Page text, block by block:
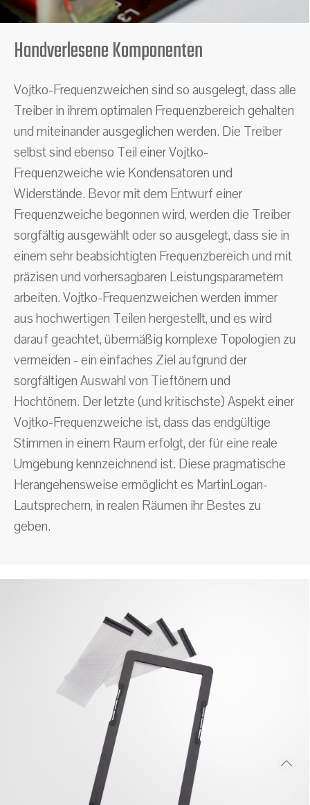
Handverlesene Komponenten
Vojtko-Frequenzweichen sind so ausgelegt, dass alle
Treiber in ihrem optimalen Frequenzbereich gehalten
und miteinander ausgeglichen werden. Die Treiber
selbst sind ebenso Teil einer Vojtko-
Frequenzweiche wie Kondensatoren und
Widerstände. Bevor mit dem Entwurf einer
Frequenzweiche begonnen wird, werden die Treiber
sorgfältig ausgewählt oder so ausgelegt, dass sie in
einem sehr beabsichtigten Frequenzbereich und mit
präzisen und vorhersagbaren Leistungsparametern
arbeiten. Vojtko-Frequenzweichen werden immer
aus hochwertigen Teilen hergestellt, und es wird
darauf geachtet, übermäßig komplexe Topologien zu
vermeiden - ein einfaches Ziel aufgrund der
sorgfältigen Auswahl von Tieftönern und
Hochtönern. Der letzte (und kritischste) Aspekt einer
Vojtko-Frequenzweiche ist, dass das endgültige
Stimmen in einem Raum erfolgt, der für eine reale
Umgebung kennzeichnend ist. Diese pragmatische
Herangehensweise ermöglicht es MartinLogan-
Lautsprechern, in realen Räumen ihr Bestes zu
geben.